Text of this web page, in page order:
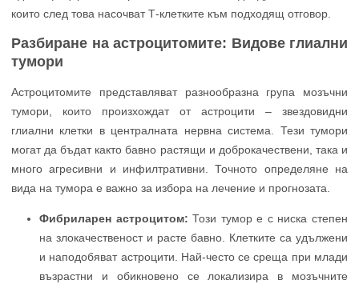
Разбиране на астроцитомите: Видове глиални
тумори
Астроцитомите представляват разнообразна група мозъчни
тумори, които произхождат от астроцити – звездовидни
глиални клетки в централната нервна система. Тези тумори
могат да бъдат както бавно растящи и доброкачествени, така и
много агресивни и инфилтративни. Точното определяне на
вида на тумора е важно за избора на лечение и прогнозата.
Фибриларен астроцитом: Този тумор е с ниска степен
на злокачественост и расте бавно. Клетките са удължени
и наподобяват астроцити. Най-често се среща при млади
възрастни и обикновено се локализира в мозъчните